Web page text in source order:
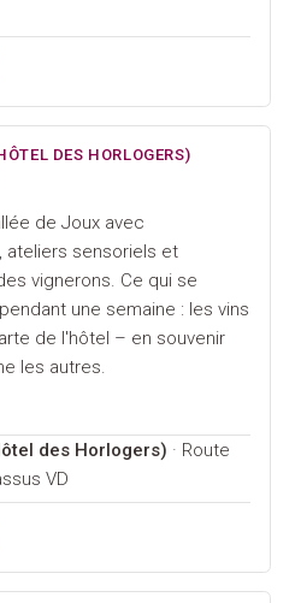
DES HORLOGERS)
de Joux avec
ateliers sensoriels et
vignerons. Ce qui se
une semaine : les vins
de l'hôtel – en souvenir
les autres.
des Horlogers) · Route
VD